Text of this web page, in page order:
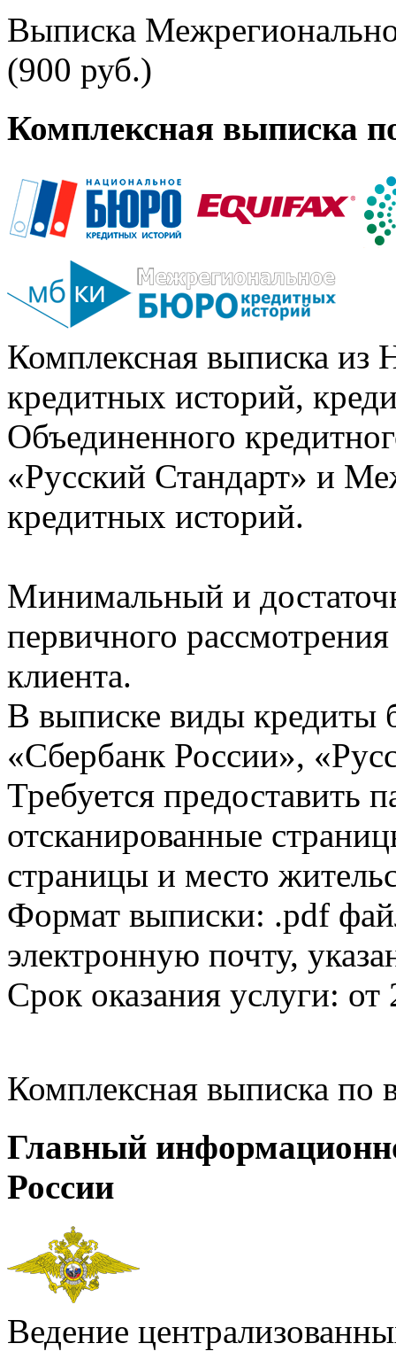
Выписка
(900 руб.)
Комплексная выписка
Комплексная выписка из
кредитных историй,
Объединенного
«Русский Стандарт» и
кредитных историй.
Минимальный и
первичного
клиента.
В выписке виды кредиты
«Сбербанк России»,
Требуется предоставить
отсканированные
страницы и место
Формат выписки: .pdf
электронную почту,
Срок оказания услуги: от
Комплексная выписка
Главный
России
Ведение